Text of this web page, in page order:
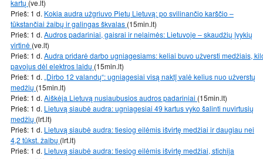
kartų (ve.lt)
Prieš: 1 d. Kokia audra užgriuvo Pietų Lietuvą: po svilinančio karščio –
tūkstančiai žaibų ir galingas škvalas (15min.lt)
Prieš: 1 d. Audros padariniai, gaisrai ir nelaimės: Lietuvoje – skaudžių įvykių
virtinė (ve.lt)
Prieš: 1 d. Audra pridarė darbo ugniagesiams: keliai buvo užversti medžiais,
pavojus dėl elektros laidų (15min.lt)
Prieš: 1 d. „Dirbo 12 valandų“: ugniagesiai visą naktį valė kelius nuo užverstų
medžių (15min.lt)
Prieš: 1 d. Aiškėja Lietuvą nusiaubusios audros padariniai (15min.lt)
Prieš: 1 d. Lietuvą siaubė audra: ugniagesiai 49 kartus vyko šalinti nuvirtusių
medžių (lrt.lt)
Prieš: 1 d. Lietuvą siaubė audra: tiesiog eilėmis išvirtę medžiai ir daugiau nei
4,2 tūkst. žaibų (lrt.lt)
Prieš: 1 d. Lietuvą siaubė audra: tiesiog eilėmis išvirtę medžiai, stichija